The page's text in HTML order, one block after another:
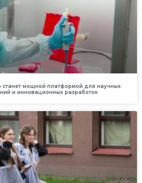
станет мощной платформой для научных
и инновационных разработок